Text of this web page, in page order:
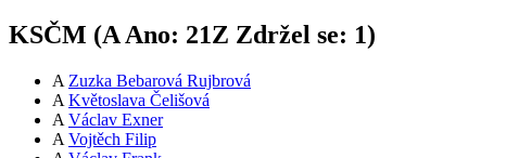
KSČM (A Ano: 21Z Zdržel se: 1)
A Zuzka Bebarová Rujbrová
A Květoslava Čelišová
A Václav Exner
A Vojtěch Filip